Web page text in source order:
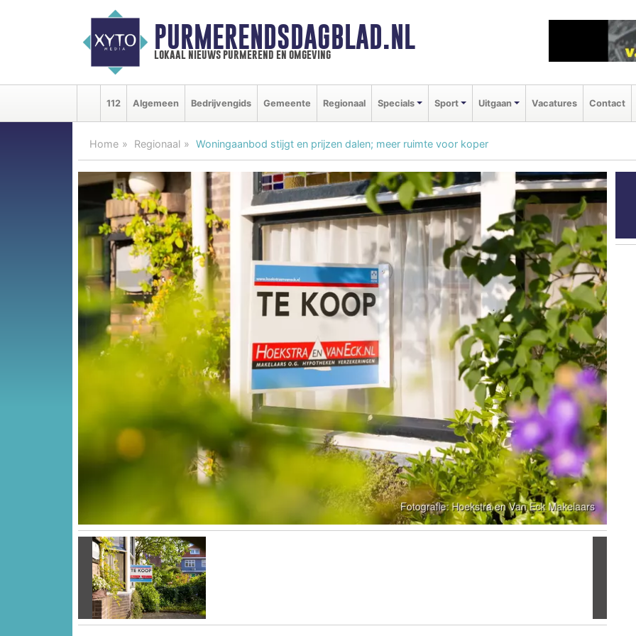
PURMERENDSDAGBLAD.NL
lokaal nieuws purmerend en omgeving
112 Algemeen Bedrijvengids Gemeente Regionaal Specials Sport Uitgaan Vacatures Contact
Home Regionaal Woningaanbod stijgt en prijzen dalen; meer ruimte voor koper
Vorige